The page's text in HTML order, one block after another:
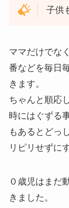
子供
ママだけでな
番などを毎日
きます。
ちゃんと順応
時にはぐずる
もあるとどっ
リピリせずに
０歳児はまだ
きました。